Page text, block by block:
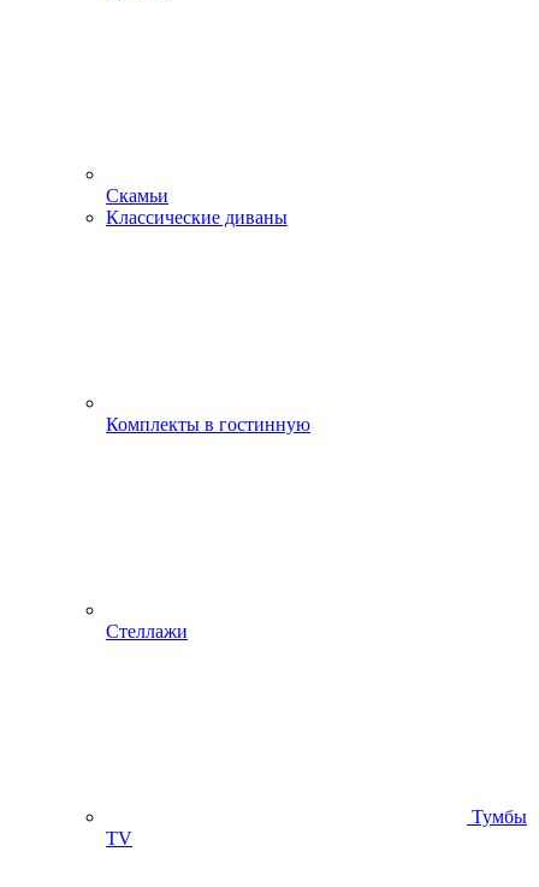
Скамьи
Классические диваны
Комплекты в гостинную
Стеллажи
Тумбы
ТV